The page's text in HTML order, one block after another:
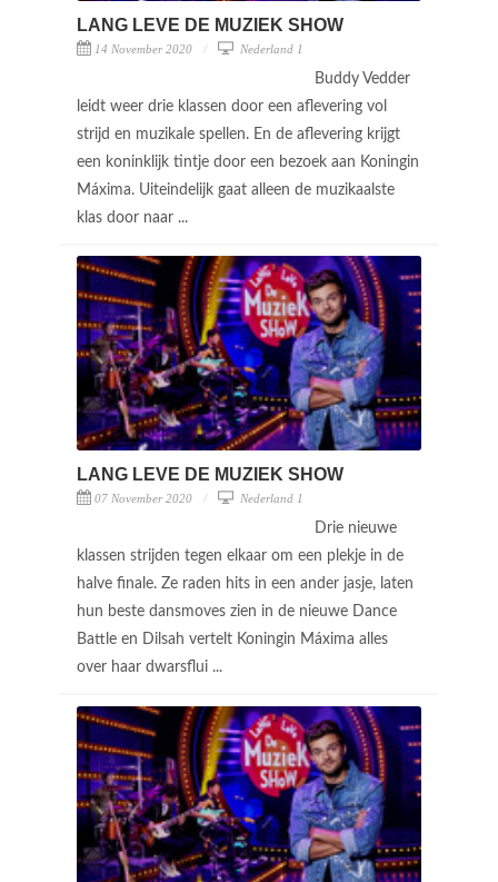
LANG LEVE DE MUZIEK SHOW
14 November 2020 Nederland 1
Buddy Vedder
leidt weer drie klassen door een aflevering vol
strijd en muzikale spellen. En de aflevering krijgt
een koninklijk tintje door een bezoek aan Koningin
Máxima. Uiteindelijk gaat alleen de muzikaalste
klas door naar ...
LANG LEVE DE MUZIEK SHOW
07 November 2020 Nederland 1
Drie nieuwe
klassen strijden tegen elkaar om een plekje in de
halve finale. Ze raden hits in een ander jasje, laten
hun beste dansmoves zien in de nieuwe Dance
Battle en Dilsah vertelt Koningin Máxima alles
over haar dwarsflui ...